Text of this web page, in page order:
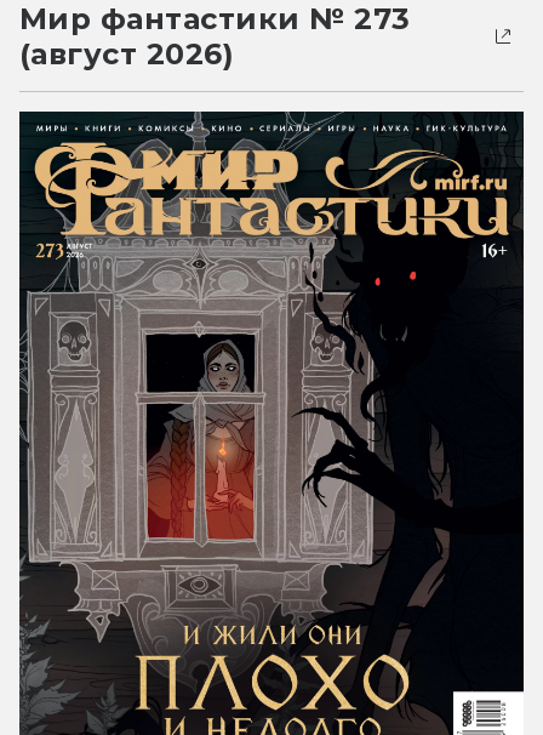
Мир фантастики № 273
(август 2026)